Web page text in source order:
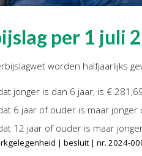
per 1 juli
worden halfjaarlijks
jonger is dan 6 jaar, is €
6 jaar of ouder is maar jonger
12 jaar of ouder is maar
| besluit | nr. 2024-